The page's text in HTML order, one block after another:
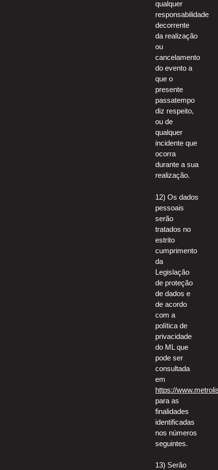
qualquer
responsabilidade
decorrente
da realização
ou
cancelamento
do evento a
que o
presente
passatempo
diz respeito,
ou de
qualquer
incidente que
ocorra
durante a sua
realização.
12) Os dados
pessoais
serão
tratados no
estrito
cumprimento
da
Legislação
de proteção
de dados e
de acordo
com a
política de
privacidade
do ML que
pode ser
consultada
em
https://
para as
finalidades
identificadas
nos números
seguintes.
13) Serão